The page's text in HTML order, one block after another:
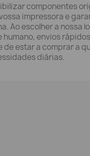
componentes
impressora e
Ao escolher a nossa
envios
estar a comprar a
diárias.